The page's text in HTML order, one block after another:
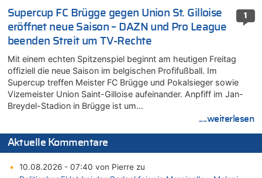
1
Supercup FC Brügge gegen Union St. Gilloise
eröffnet neue Saison – DAZN und Pro League
beenden Streit um TV-Rechte
Mit einem echten Spitzenspiel beginnt am heutigen Freitag
offiziell die neue Saison im belgischen Profifußball. Im
Supercup treffen Meister FC Brügge und Pokalsieger sowie
Vizemeister Union Saint-Gilloise aufeinander. Anpfiff im Jan-
Breydel-Stadion in Brügge ist um…
....weiterlesen
Aktuelle Kommentare
10.08.2026 - 07:40 von Pierre zu